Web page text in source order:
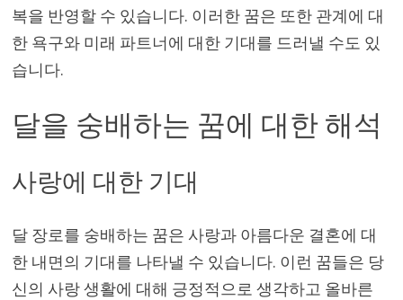
복을 반영할 수 있습니다. 이러한 꿈은 또한 관계에 대
한 욕구와 미래 파트너에 대한 기대를 드러낼 수도 있
습니다.
달을 숭배하는 꿈에 대한 해석
사랑에 대한 기대
달 장로를 숭배하는 꿈은 사랑과 아름다운 결혼에 대
한 내면의 기대를 나타낼 수 있습니다. 이런 꿈들은 당
신의 사랑 생활에 대해 긍정적으로 생각하고 올바른